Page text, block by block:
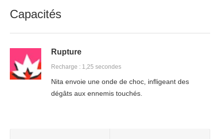
Capacités
Rupture
Recharge : 1,25 secondes
Nita envoie une onde de choc, infligeant des
dégâts aux ennemis touchés.